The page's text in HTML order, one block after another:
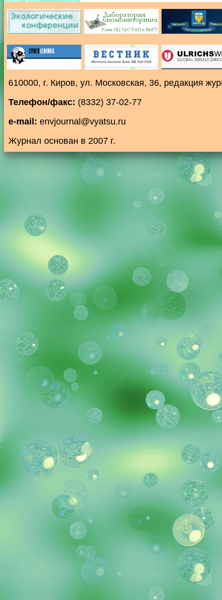
610000, г. Киров, ул. Московская, 36, редакция
Телефон/факс: (8332) 37-02-77
e-mail: envjournal@vyatsu.ru
Журнал основан в 2007 г.